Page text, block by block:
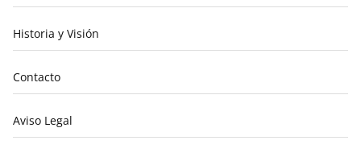
Historia y Visión
Contacto
Aviso Legal